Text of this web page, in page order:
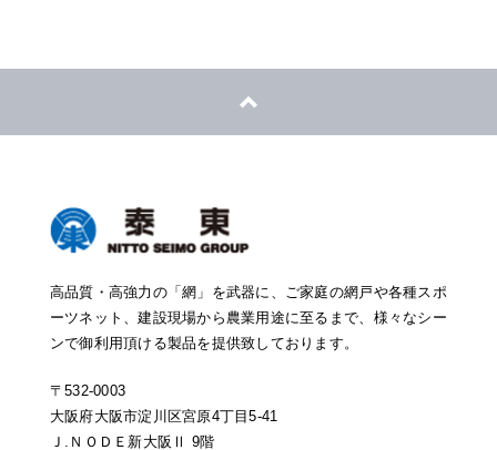
高品質・高強力の「網」を武器に、ご家庭の網戸や各種スポ
ーツネット、建設現場から農業用途に至るまで、様々なシー
ンで御利用頂ける製品を提供致しております。
〒532-0003
大阪府大阪市淀川区宮原4丁目5-41
Ｊ.ＮＯＤＥ新大阪Ⅱ 9階